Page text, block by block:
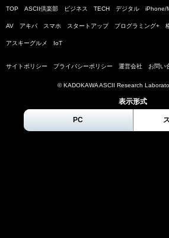
TOP ASCII倶楽部 ビジネス TECH デジタル iPhone/
AV アキバ スマホ スタートアップ プログラミング+
アスキーグルメ IoT
サイトポリシー プライバシーポリシー 運営会社 お問い
© KADOKAWA ASCII Research
表示形式
PC